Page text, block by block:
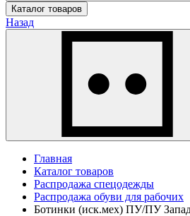
Каталог товаров
Назад
Главная
Каталог товаров
Распродажа спецодежды
Распродажа обуви для рабочих
Ботинки (иск.мех) ПУ/ПУ